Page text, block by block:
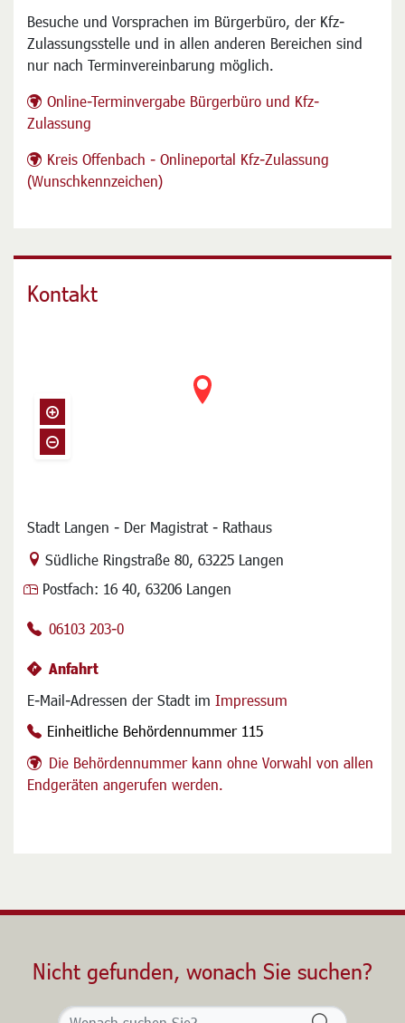
Besuche und Vorsprachen im Bürgerbüro, der Kfz-
Zulassungsstelle und in allen anderen Bereichen sind
nur nach Terminvereinbarung möglich.
Online-Terminvergabe Bürgerbüro und Kfz-
Zulassung
Kreis Offenbach - Onlineportal Kfz-Zulassung
(Wunschkennzeichen)
Kontakt
Stadt Langen - Der Magistrat - Rathaus
Link zur Google-Maps Navigation
Südliche Ringstraße 80, 63225 Langen
Postfach: 16 40, 63206 Langen
06103 203-0
Anfahrt
E-Mail-Adressen der Stadt im Impressum
Einheitliche Behördennummer 115
Die Behördennummer kann ohne Vorwahl von allen
Endgeräten angerufen werden.
Nicht gefunden, wonach Sie suchen?